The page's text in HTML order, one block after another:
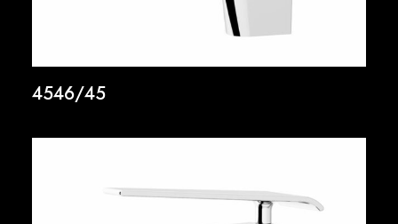
4546/45